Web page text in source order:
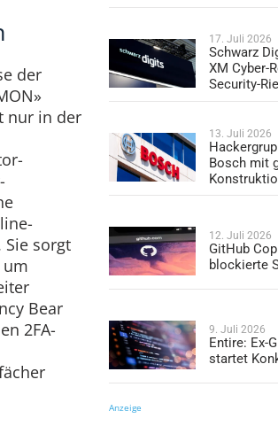
der
nur in der
sorgt
um
Bear
2FA-
17. Juli 2026
Schwarz
XM Cyber-
Security-
13. Juli 2026
Bosch mit
12. Juli 2026
GitHub
blockierte
9. Juli 2026
Entire: Ex-
startet
Anzeige